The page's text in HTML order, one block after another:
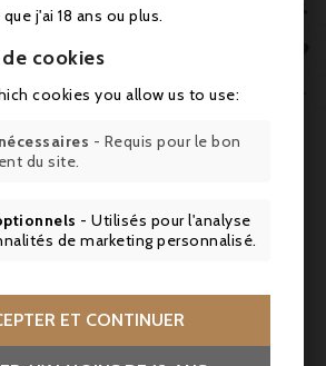
Laroche KG
15.04.2025
!
CONTINUER
j'ai 18 ans ou plus.
cookies
cookies you allow us to use:
- Requis pour le bon
du site.
- Utilisés pour l'analyse
de marketing personnalisé.
ET CONTINUER